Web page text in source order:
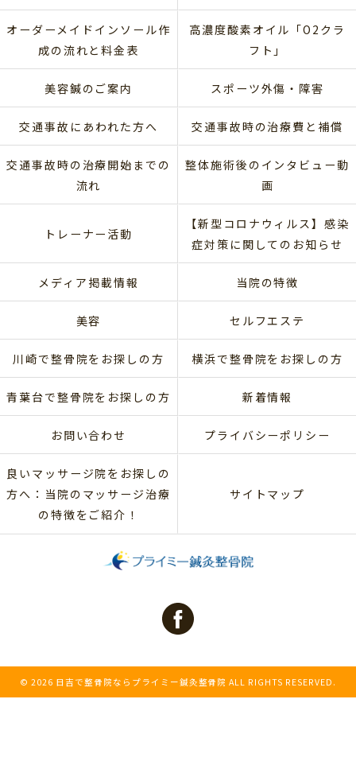
オーダーメイドインソール作
成の流れと料金表
高濃度酸素オイル「O2クラ
フト」
美容鍼のご案内 スポーツ外傷・障害
交通事故にあわれた方へ 交通事故時の治療費と補償
交通事故時の治療開始までの
流れ
整体施術後のインタビュー動
画
トレーナー活動
【新型コロナウィルス】感染
症対策に関してのお知らせ
メディア掲載情報 当院の特徴
美容 セルフエステ
川崎で整骨院をお探しの方 横浜で整骨院をお探しの方
青葉台で整骨院をお探しの方 新着情報
お問い合わせ プライバシーポリシー
良いマッサージ院をお探しの
方へ：当院のマッサージ治療
の特徴をご紹介！
サイトマップ
© 2026 日吉で整骨院ならプライミー鍼灸整骨院 ALL RIGHTS RESERVED.